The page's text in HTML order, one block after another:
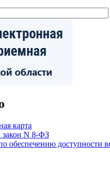
карта
N 8-ФЗ
обеспечению доступности